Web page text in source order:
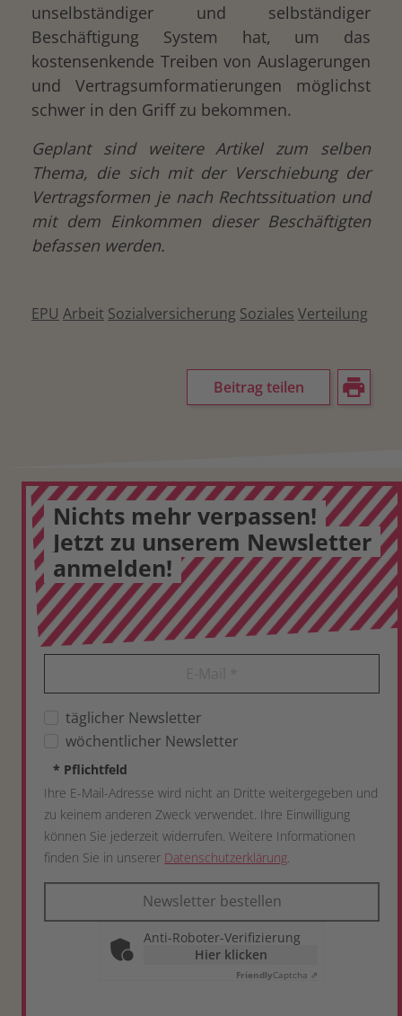
unselbständiger und selbständiger
Beschäftigung System hat, um das
kostensenkende Treiben von Auslagerungen
und Vertragsumformatierungen möglichst
schwer in den Griff zu bekommen.
Geplant sind weitere Artikel zum selben
Thema, die sich mit der Verschiebung der
Vertragsformen je nach Rechtssituation und
mit dem Einkommen dieser Beschäftigten
befassen werden.
EPU Arbeit Sozialversicherung Soziales Verteilung
Beitrag teilen
Nichts mehr verpassen!
Jetzt zu unserem Newsletter
anmelden!
täglicher Newsletter
wöchentlicher Newsletter
* Pflichtfeld
Ihre E-Mail-Adresse wird nicht an Dritte weitergegeben und
zu keinem anderen Zweck verwendet. Ihre Einwilligung
können Sie jederzeit widerrufen. Weitere Informationen
finden Sie in unserer Datenschutzerklärung.
Newsletter bestellen
Anti-Roboter-Verifizierung
Hier klicken
FriendlyCaptcha ⇗